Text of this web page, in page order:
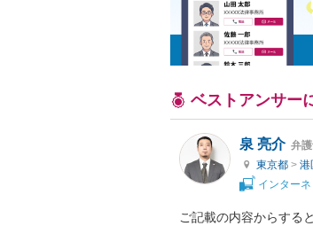
ベストアンサー
泉 亮介 弁
東京都 > 港
インター
ご記載の内容からする